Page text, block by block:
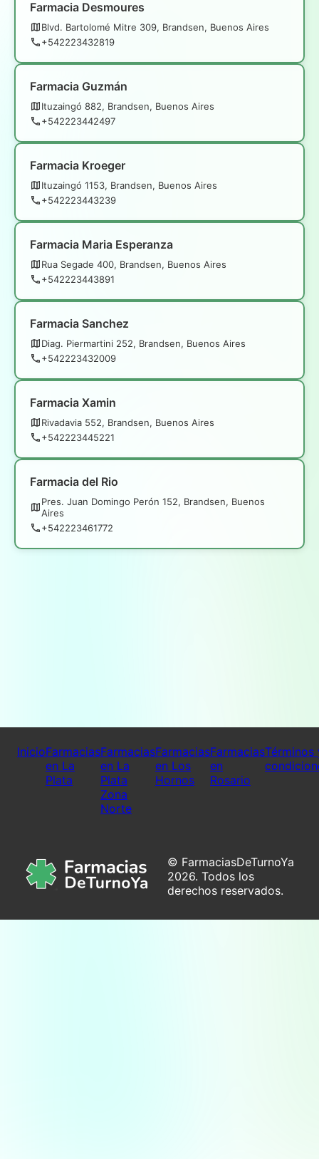
Farmacia Desmoures
Blvd. Bartolomé Mitre 309, Brandsen, Buenos Aires
+542223432819
Farmacia Guzmán
Ituzaingó 882, Brandsen, Buenos Aires
+542223442497
Farmacia Kroeger
Ituzaingó 1153, Brandsen, Buenos Aires
+542223443239
Farmacia Maria Esperanza
Rua Segade 400, Brandsen, Buenos Aires
+542223443891
Farmacia Sanchez
Diag. Piermartini 252, Brandsen, Buenos Aires
+542223432009
Farmacia Xamin
Rivadavia 552, Brandsen, Buenos Aires
+542223445221
Farmacia del Rio
Pres. Juan Domingo Perón 152, Brandsen, Buenos
Aires
+542223461772
InicioFarmacias
en La
Plata
Farmacias
en La
Plata
Zona
Norte
Farmacias
en Los
Hornos
Farmacias
en
Rosario
Términos
© FarmaciasDeTurnoYa
2026. Todos los
derechos reservados.